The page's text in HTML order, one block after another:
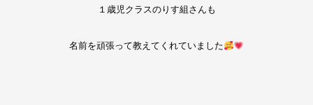
１歳児クラスのりす組さんも
名前を頑張って教えてくれていました